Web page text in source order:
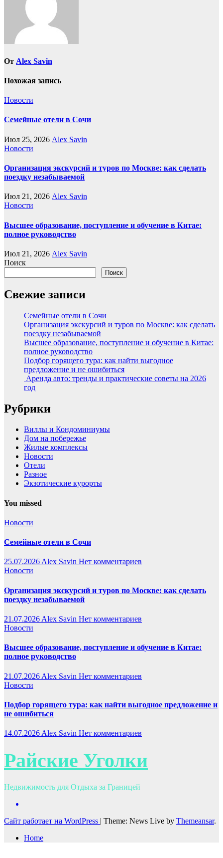
От Alex Savin
Похожая запись
Новости
Семейные отели в Сочи
Июл 25, 2026 Alex Savin
Новости
Организация экскурсий и туров по Москве: как сделать
поездку незабываемой
Июл 21, 2026 Alex Savin
Новости
Высшее образование, поступление и обучение в Китае:
полное руководство
Июл 21, 2026 Alex Savin
Поиск
Поиск
Свежие записи
Семейные отели в Сочи
Организация экскурсий и туров по Москве: как сделать
поездку незабываемой
Высшее образование, поступление и обучение в Китае:
полное руководство
Подбор горящего тура: как найти выгодное
предложение и не ошибиться
Аренда авто: тренды и практические советы на 2026
год
Рубрики
Виллы и Кондоминиумы
Дом на побережье
Жилые комплексы
Новости
Отели
Разное
Экзотические курорты
You missed
Новости
Семейные отели в Сочи
25.07.2026Alex Savin Нет комментариев
Новости
Организация экскурсий и туров по Москве: как сделать
поездку незабываемой
21.07.2026 Alex Savin Нет комментариев
Новости
Высшее образование, поступление и обучение в Китае:
полное руководство
21.07.2026 Alex Savin Нет комментариев
Новости
Подбор горящего тура: как найти выгодное предложение и
не ошибиться
14.07.2026 Alex Savin Нет комментариев
Райские Уголки
Недвижимость для Отдыха за Границей
Сайт работает на WordPress | Theme: News Live by Themeansar.
Home